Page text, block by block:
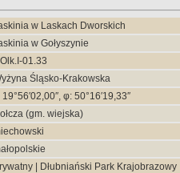
w Laskach Dworskich
w Gołyszynie
01.33
Śląsko-Krakowska
19°56′02,00″, φ: 50°16′19,33″
(gm. wiejska)
| Dłubniański Park Krajobrazowy